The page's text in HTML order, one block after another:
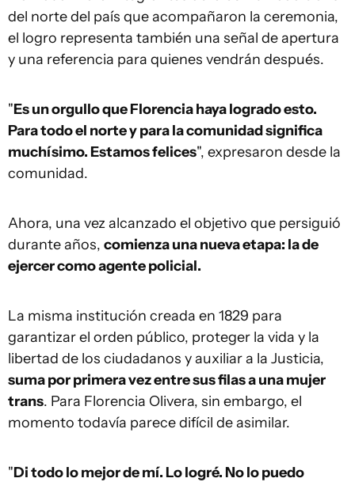
del norte del país que acompañaron la ceremonia,
el logro representa también una señal de apertura
y una referencia para quienes vendrán después.
"Es un orgullo que Florencia haya logrado esto.
Para todo el norte y para la comunidad significa
muchísimo. Estamos felices", expresaron desde la
comunidad.
Ahora, una vez alcanzado el objetivo que persiguió
durante años, comienza una nueva etapa: la de
ejercer como agente policial.
La misma institución creada en 1829 para
garantizar el orden público, proteger la vida y la
libertad de los ciudadanos y auxiliar a la Justicia,
suma por primera vez entre sus filas a una mujer
trans. Para Florencia Olivera, sin embargo, el
momento todavía parece difícil de asimilar.
"Di todo lo mejor de mí. Lo logré. No lo puedo